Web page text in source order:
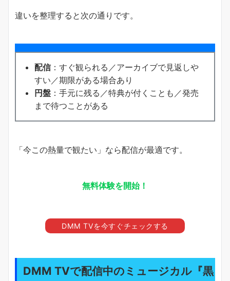
違いを整理すると次の通りです。
配信：すぐ観られる／アーカイブで見返しや
すい／期限がある場合あり
円盤 ：手元に残る／特典が付くことも／発売
まで待つことがある
「今この熱量で観たい」なら配信が最適です。
無料体験を開始！
DMM TVを今すぐチェックする
DMM TVで配信中のミュージカル『黒